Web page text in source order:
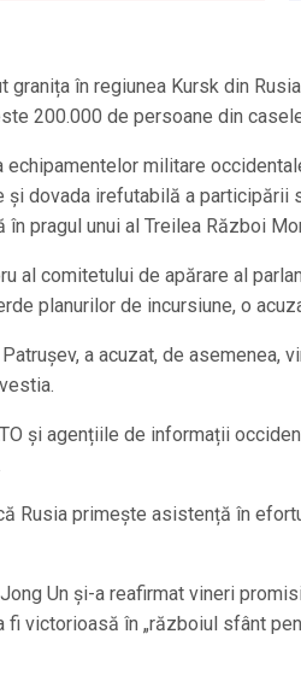
granița în regiunea Kursk din
200.000 de persoane din
echipamentelor militare
dovada irefutabilă a participării
pragul unui al Treilea Război
al comitetului de apărare al
planurilor de incursiune, o
a acuzat, de asemenea,
și agențiile de informații
Rusia primește asistență în
Un și-a reafirmat vineri
victorioasă în „războiul sfânt